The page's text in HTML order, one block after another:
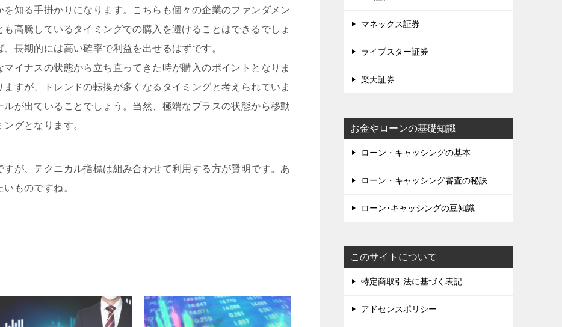
知る手掛かりになります。こちらも個々の企業のファンダメン
高騰しているタイミングでの購入を避けることはできるでしょ
長期的には高い確率で利益を出せるはずです。
イナスの状態から立ち直ってきた時が購入のポイントとなりま
すが、トレンドの転換が多くなるタイミングと考えられていま
が出ていることでしょう。当然、極端なプラスの状態から移動
グとなります。
が、テクニカル指標は組み合わせて利用する方が賢明です。あ
ものですね。
マネックス証券
ライブスター証券
楽天証券
お金やローンの基礎知識
ローン・キャッシングの基本
ローン・キャッシング審査の秘訣
ローン･キャッシングの豆知識
このサイトについて
特定商取引法に基づく表記
アドセンスポリシー